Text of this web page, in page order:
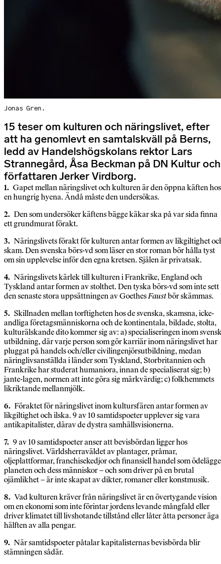
Jonas Gren.
15 teser om kulturen och näringslivet, efter
att ha genomlevt en samtalskväll på Berns,
ledd av Handelshögskolans rektor Lars
Strannegård, Åsa Beckman på DN Kultur och
författaren Jerker Virdborg.
1. Gapet mellan näringslivet och kulturen är den öppna käften hos
en hungrig hyena. Ändå måste den undersökas.
2. Den som undersöker käftens bägge käkar ska på var sida finna
ett grundmurat förakt.
3. Näringslivets förakt för kulturen antar formen av likgiltighet
skam. Den svenska börs-vd som läser en stor roman bör hålla tyst
om sin upplevelse inför den egna kretsen. Själen är privatsak.
4. Näringslivets kärlek till kulturen i Frankrike, England och
Tyskland antar formen av stolthet. Den tyska börs-vd som inte sett
den senaste stora uppsättningen av GoethesFaustbör skämmas.
5. Skillnaden mellan torftigheten hos de svenska, skamsna, icke-
andliga företagsmänniskorna och de kontinentala, bildade, stolta,
kulturälskande dito kommer sig av: a) specialiseringen inom
utbildning, där varje person som gör karriär inom näringslivet har
pluggat på handels och/eller civilingenjörsutbildning, medan
näringlivsanställda i länder som Tyskland, Storbritannien och
Frankrike har studerat humaniora, innan de specialiserat sig; b)
jante-lagen, normen att inte göra sig märkvärdig; c) folkhemmets
likriktande mellanmjölk.
6. Föraktet för näringslivet inom kultursfären antar formen av
likgiltighet och ilska. 9 av 10 samtidspoeter upplever sig vara
antikapitalister, därav de dystra samhällsvisionerna.
7. 9 av 10 samtidspoeter anser att bevisbördan ligger hos
näringslivet. Världsherraväldet av plantager, pråmar,
oljeplattformar, franchisekedjor och finansiell handel som
planeten och dess människor – och som driver på en brutal
ojämlikhet – är inte skapat av dikter, romaner eller konstmusik.
8. Vad kulturen kräver från näringslivet är en övertygande vision
om en ekonomi som inte förintar jordens levande mångfald eller
driver klimatet till livshotande tillstånd eller låter åtta personer äga
hälften av alla pengar.
9. När samtidspoeter påtalar kapitalisternas bevisbörda blir
stämningen sådär.